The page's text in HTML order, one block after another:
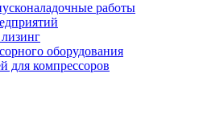
работы
оборудования
для компрессоров